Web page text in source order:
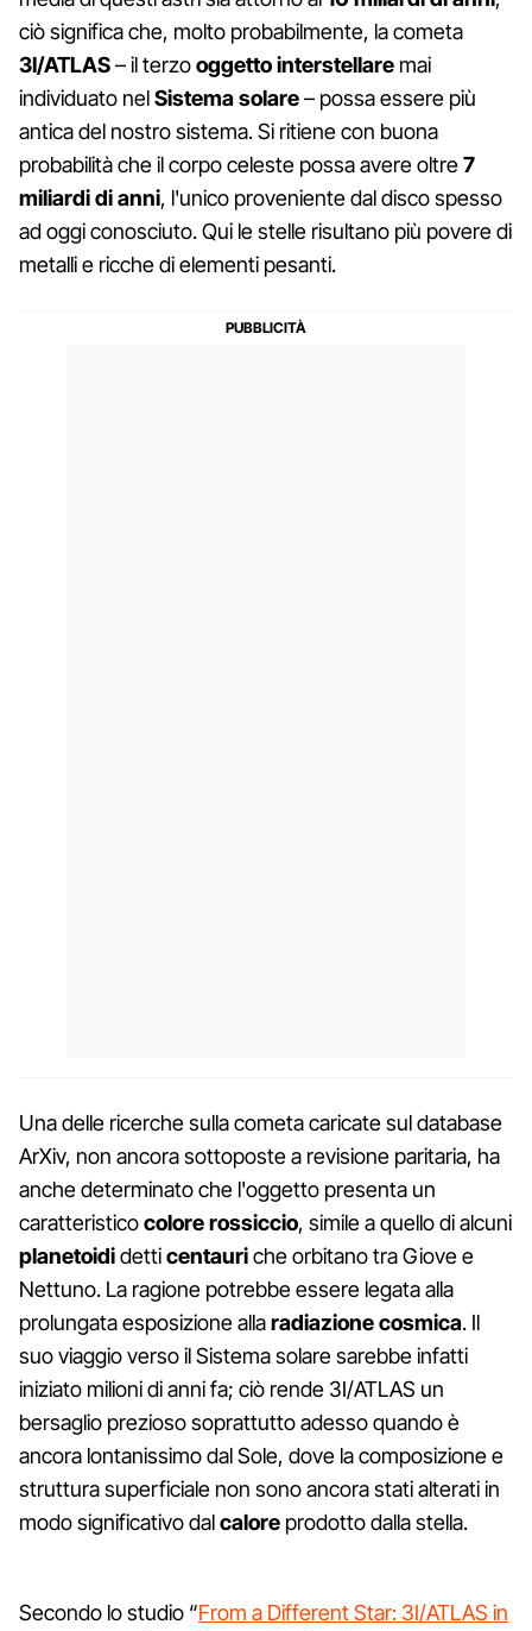
ciò significa che, molto probabilmente, la cometa
3I/ATLAS– il terzooggetto interstellare mai
individuato nelSistema solare– possa essere più
antica del nostro sistema. Si ritiene con buona
probabilità che il corpo celeste possa avere oltre7
miliardi di anni, l'unico proveniente dal disco spesso
ad oggi conosciuto. Qui le stelle risultano più povere di
metalli e ricche di elementi pesanti.
Una delle ricerche sulla cometa caricate sul database
ArXiv, non ancora sottoposte a revisione paritaria, ha
anche determinato che l'oggetto presenta un
caratteristicocolore rossiccio, simile a quello di alcuni
planetoididetticentauriche orbitano tra Giove e
Nettuno. La ragione potrebbe essere legata alla
prolungata esposizione allaradiazione cosmica. Il
suo viaggio verso il Sistema solare sarebbe infatti
iniziato milioni di anni fa; ciò rende 3I/ATLAS un
bersaglio prezioso soprattutto adesso quando è
ancora lontanissimo dal Sole, dove la composizione e
struttura superficiale non sono ancora stati alterati in
modo significativo dalcalore prodotto dalla stella.
Secondo lo studio “From a Different Star: 3I/ATLAS in